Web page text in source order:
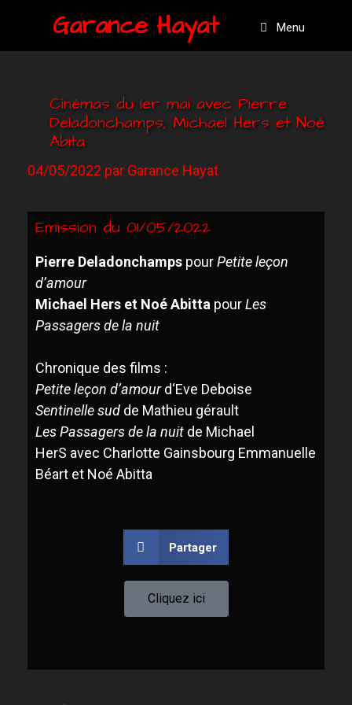
Garance Hayat Menu
Cinémas du 1er mai avec Pierre
Deladonchamps, Michael Hers et Noé
Abita
04/05/2022 par Garance Hayat
Emission du 01/05/2022
Pierre Deladonchamps pourPetite leçon
d’amour
Michael Hers et NoéAbitta pourLes
Passagers de la nuit
Chronique des films :
Petite leçon d’amourd‘Eve Deboise
Sentinelle sud de Mathieu gérault
LesPassagers de la nuit de Michael
HerS avec Charlotte Gainsbourg Emmanuelle
Béart et Noé Abitta
Partager
Cliquez ici